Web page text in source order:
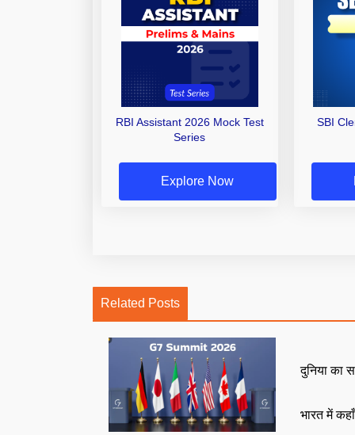
RBI Assistant 2026 Mock Test
Series
Explore Now
SBI
Related Posts
दुनिया का
भारत में